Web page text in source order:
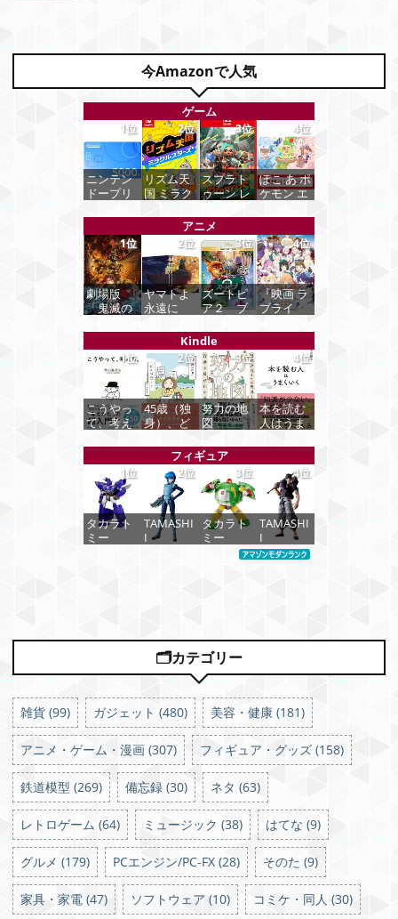
今Amazonで人気
ゲーム
1位
ニンテン
ドープリ
号 5000
円|オンラ
インコー
ド版
価格：
¥5,000
2位
リズム天
国 ミラク
ズ -Switch
価格：
¥5,645
3位
スプラト
ゥーン レ
Switch2
価格：
¥6,455
4位
ぽこ あ ポ
ケモン エ
ションパ
ス|オンラ
インコー
ド版
価格：
¥4,400
アニメ
1位
劇場版
「鬼滅の
城編 第一
章 猗窩座
再来 通常
版 [Blu-
ray]
価格：
2位
ヤマトよ
永遠に
9 7 [Blu-
ray]
価格：
¥8,760
3位
ズートピ
ア２ ブ
＋ ＤＶＤ
セット
[Blu-ray]
価格：
¥4,316
4位
『映画 ラ
ブライ
空女学院
スクール
アイドル
クラブ
Bloom
Garden
Party』
ray（特装
限定版）
価格：
¥8,589
Kindle
1位
こうやっ
て、考え
文庫)
価格：
¥649
2位
45歳（独
身）、ど
じ？
価格：
¥1,359
3位
努力の地
図
価格：
¥1,485
4位
本を読む
人はうま
価格：
¥1,485
フィギュア
1位
タカラト
ミー
ジェンズ
ェーブ 可
動フィギ
ュア
価格：
¥4,440
2位
TAMASHI
I
IN THE
SHELL 草
薙素子 約
140mm
PVC&ABS
製 塗装済
み可動フ
ィギュア
価格：
¥9,618
3位
タカラト
ミー
(TAKARA
ジェンズ
NL-06 オ
ートボッ
ト コスモ
ス 可動フ
ィギュア
価格：
¥4,440
4位
TAMASHI
I
NATIONS
155mm
み可動フ
ィギュア
| 呪術廻
戦 6イン
チ アクシ
ョンフィ
ギュア
S.H.
Figuarts -
伏黒藤司
価格：
¥13,750
🗂カテゴリー
雑貨 (99) ガジェット (480) 美容・健康 (181)
アニメ・ゲーム・漫画 (307) フィギュア・グッズ (158)
鉄道模型 (269) 備忘録 (30) ネタ (63)
レトロゲーム (64) ミュージック (38) はてな (9)
グルメ (179) PCエンジン/PC-FX (28) そのた (9)
家具・家電 (47) ソフトウェア (10) コミケ・同人 (30)